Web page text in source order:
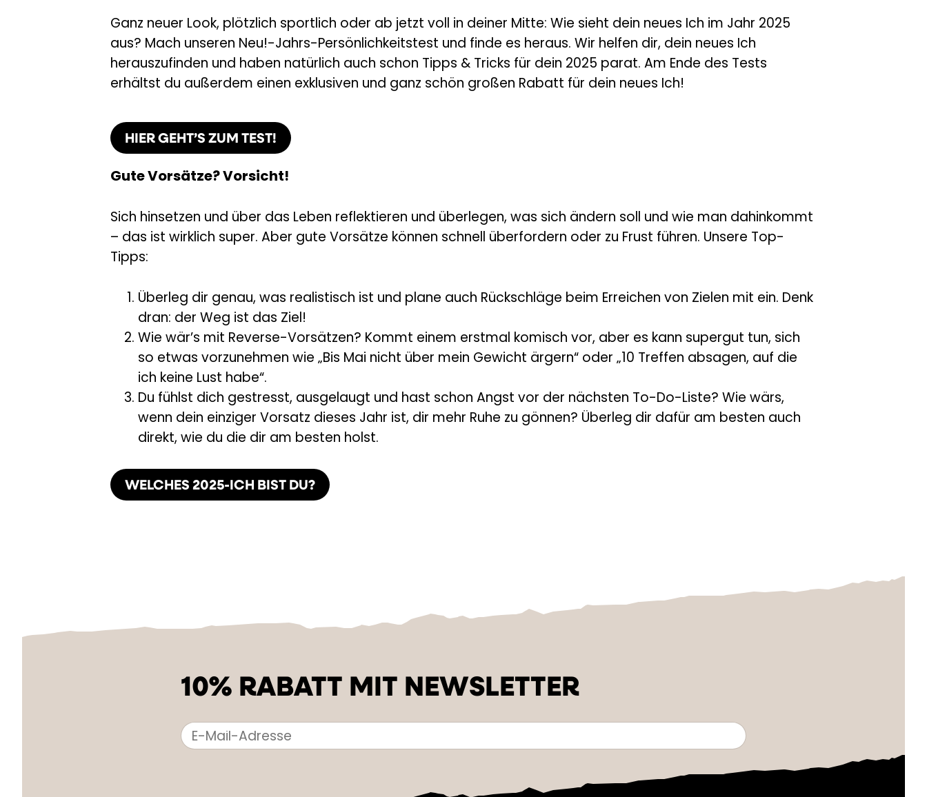
Ganz neuer Look, plötzlich sportlich oder ab jetzt voll in deiner Mitte: Wie sieht dein neues Ich im Jahr 2025
aus? Mach unseren Neu!-Jahrs-Persönlichkeitstest und finde es heraus. Wir helfen dir, dein neues Ich
herauszufinden und haben natürlich auch schon Tipps & Tricks für dein 2025 parat. Am Ende des Tests
erhältst du außerdem einen exklusiven und ganz schön großen Rabatt für dein neues Ich!
HIER GEHT’S ZUM TEST!
Gute Vorsätze? Vorsicht!
Sich hinsetzen und über das Leben reflektieren und überlegen, was sich ändern soll und wie man dahinkommt
– das ist wirklich super. Aber gute Vorsätze können schnell überfordern oder zu Frust führen. Unsere Top-
Tipps:
Überleg dir genau, was realistisch ist und plane auch Rückschläge beim Erreichen von Zielen mit ein. Denk
dran: der Weg ist das Ziel!
Wie wär’s mit Reverse-Vorsätzen? Kommt einem erstmal komisch vor, aber es kann supergut tun, sich
so etwas vorzunehmen wie „Bis Mai nicht über mein Gewicht ärgern“ oder „10 Treffen absagen, auf die
ich keine Lust habe“.
Du fühlst dich gestresst, ausgelaugt und hast schon Angst vor der nächsten To-Do-Liste? Wie wärs,
wenn dein einziger Vorsatz dieses Jahr ist, dir mehr Ruhe zu gönnen? Überleg dir dafür am besten auch
direkt, wie du die dir am besten holst.
WELCHES 2025-ICH BIST DU?
10% RABATT MIT NEWSLETTER